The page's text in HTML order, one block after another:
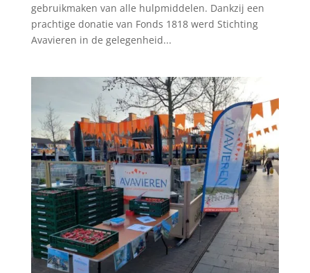
gebruikmaken van alle hulpmiddelen. Dankzij een
prachtige donatie van Fonds 1818 werd Stichting
Avavieren in de gelegenheid...